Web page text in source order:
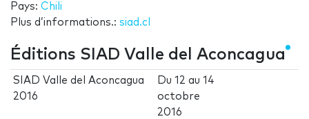
Pays: Chili
Plus d’informations.: siad.cl
Éditions SIAD Valle del Aconcagua
SIAD Valle del Aconcagua
2016
Du12 au14
octobre
2016